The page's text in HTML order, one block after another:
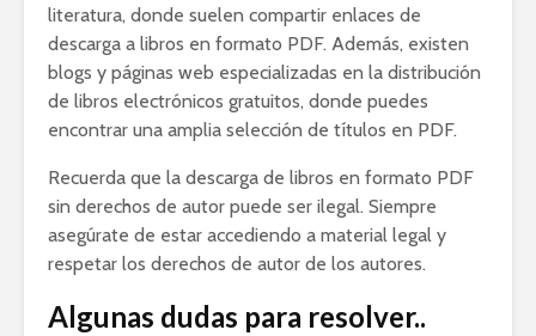
literatura, donde suelen compartir enlaces de
descarga a libros en formato PDF. Además, existen
blogs y páginas web especializadas en la distribución
de libros electrónicos gratuitos, donde puedes
encontrar una amplia selección de títulos en PDF.
Recuerda que la descarga de libros en formato PDF
sin derechos de autor puede ser ilegal. Siempre
asegúrate de estar accediendo a material legal y
respetar los derechos de autor de los autores.
Algunas dudas para resolver..